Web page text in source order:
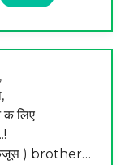
क लिए
) brother…